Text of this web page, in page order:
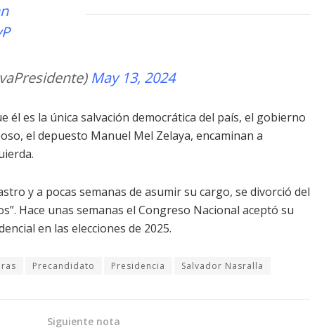
May 13, 2024
él es la única salvación democrática del país, el gobierno
el depuesto Manuel Mel Zelaya, encaminan a
y a pocas semanas de asumir su cargo, se divorció del
Hace unas semanas el Congreso Nacional aceptó su
en las elecciones de 2025.
Precandidato Presidencia Salvador Nasralla
Siguiente nota